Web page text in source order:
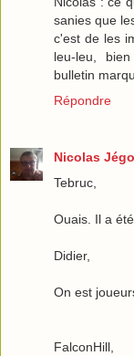
sanies que
c'est de les
leu-leu,
bulletin
Répondre
Nicolas
Tebruc,
Ouais. Il a
Didier,
On est
FalconHill,